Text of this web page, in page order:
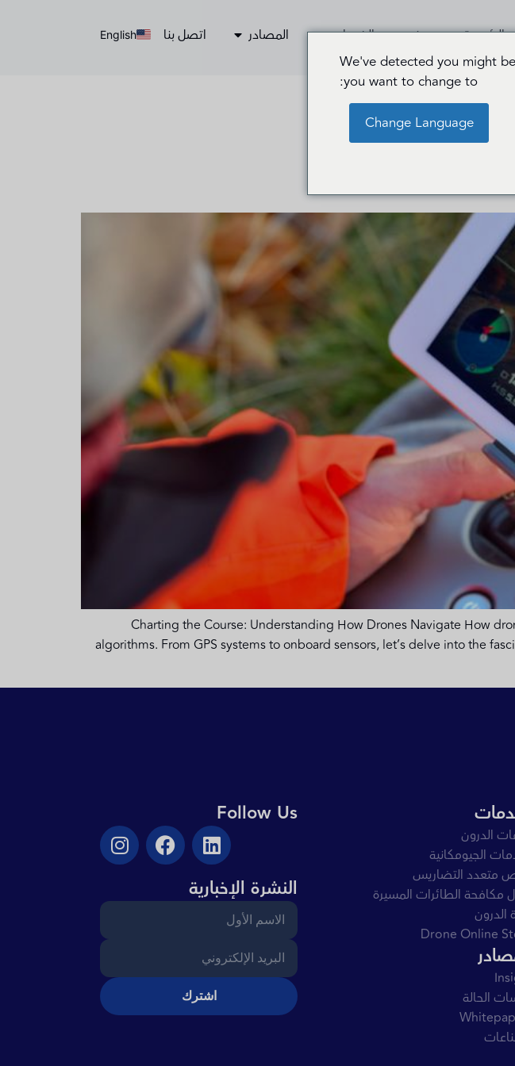
الرئيسية من نحن الخدمات المصادر اتصل بنا English
Charting the Course: Understanding How Drones Navigate How
algorithms. From GPS systems to onboard sensors, let’s delve into the
الدرون
الجيومكانية
متعدد التضاريس
مكافحة الطائرات المسيرة
الدرون
Drone Online
الحالة
Follow Us
النشرة الإخبارية
اشترك
We've detected you might
you want to change to:
Change Language